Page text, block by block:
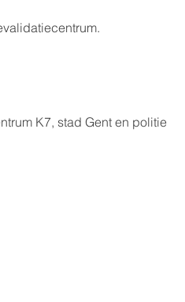
K7, stad Gent en politie